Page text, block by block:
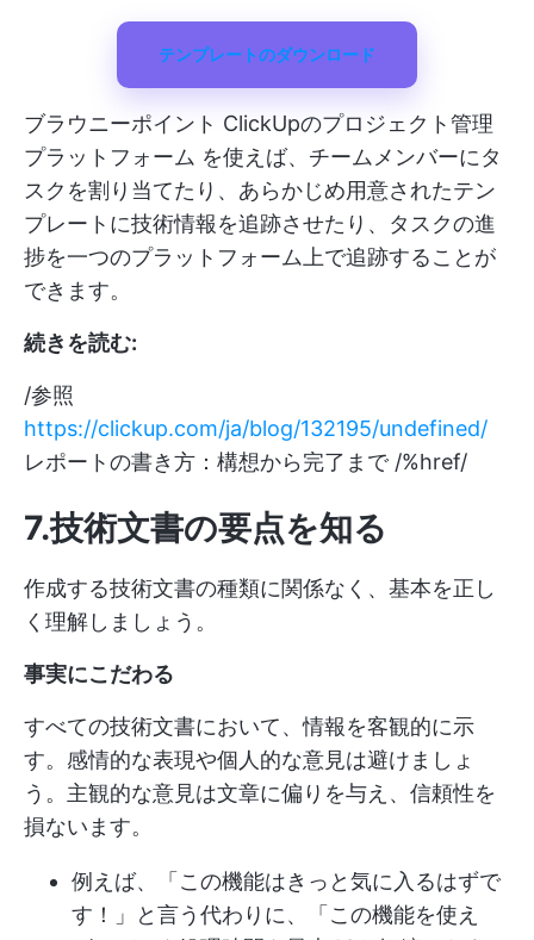
テンプレートのダウンロード
ブラウニーポイント ClickUpのプロジェクト管理
プラットフォーム を使えば、チームメンバーにタ
スクを割り当てたり、あらかじめ用意されたテン
プレートに技術情報を追跡させたり、タスクの進
捗を一つのプラットフォーム上で追跡することが
できます。
続きを読む:
/参照
https://clickup.com/ja/blog/132195/undefined/
レポートの書き方：構想から完了まで /%href/
7.技術文書の要点を知る
作成する技術文書の種類に関係なく、基本を正し
く理解しましょう。
事実にこだわる
すべての技術文書において、情報を客観的に示
す。感情的な表現や個人的な意見は避けましょ
う。主観的な意見は文章に偏りを与え、信頼性を
損ないます。
例えば、「この機能はきっと気に入るはずで
す！」と言う代わりに、「この機能を使え